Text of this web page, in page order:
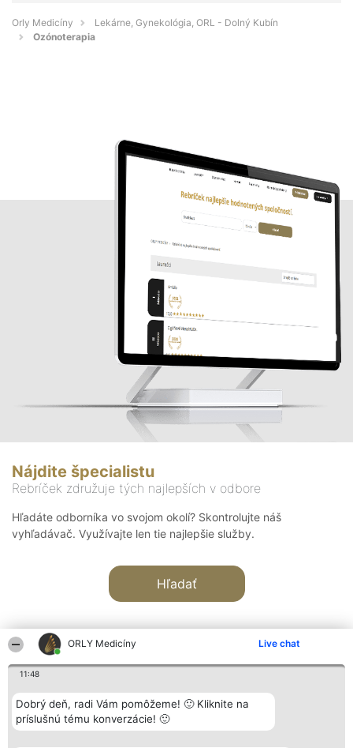
ORLY Medicíny Live chat
11:48
Dobrý deň, radi Vám pomôžeme! 🙂 Kliknite na
príslušnú tému konverzácie! 🙂
Orly Medicíny
Lekárne, Gynekológia, ORL - Dolný Kubín
Ozónoterapia
Nájdite špecialistu
Rebríček združuje tých najlepších v odbore
Hľadáte odborníka vo svojom okolí? Skontrolujte náš
vyhľadávač. Využívajte len tie najlepšie služby.
Hľadať
Organizátor hodnotenia
Bright Side Solutions sp. z o.
o. sp. k.
Hodnotenie
Laureáti
Lista
Kontakt
Kontakt